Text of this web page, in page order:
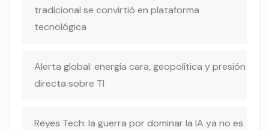
tradicional se convirtió en plataforma
tecnológica
Alerta global: energía cara, geopolítica y presión
directa sobre TI
Reyes Tech: la guerra por dominar la IA ya no es